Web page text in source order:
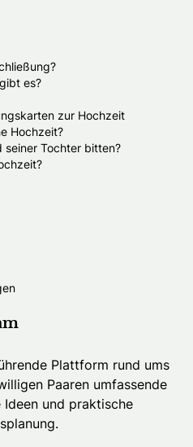
es?
zur Hochzeit
Hochzeit?
seiner Tochter bitten?
Plattform rund ums
Paaren umfassende
und praktische